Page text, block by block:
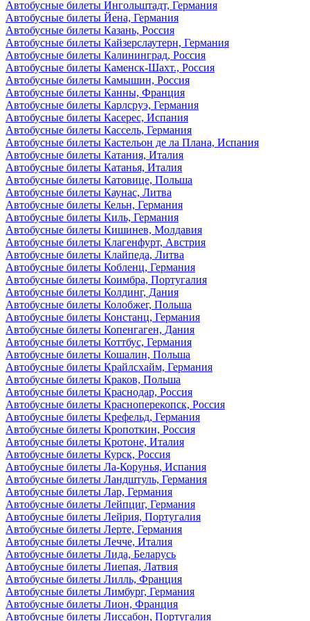
Автобусные билеты Ингольштадт, Германия
Автобусные билеты Йена, Германия
Автобусные билеты Казань, Россия
Автобусные билеты Кайзерслаутерн, Германия
Автобусные билеты Калининград, Россия
Автобусные билеты Каменск-Шахт., Россия
Автобусные билеты Камышин, Россия
Автобусные билеты Канны, Франция
Автобусные билеты Карлсруэ, Германия
Автобусные билеты Касерес, Испания
Автобусные билеты Кассель, Германия
Автобусные билеты Кастельон де ла Плана, Испания
Автобусные билеты Катания, Италия
Автобусные билеты Катанья, Италия
Автобусные билеты Катовице, Польша
Автобусные билеты Каунас, Литва
Автобусные билеты Кельн, Германия
Автобусные билеты Киль, Германия
Автобусные билеты Кишинев, Молдавия
Автобусные билеты Клагенфурт, Австрия
Автобусные билеты Клайпеда, Литва
Автобусные билеты Кобленц, Германия
Автобусные билеты Коимбра, Португалия
Автобусные билеты Колдинг, Дания
Автобусные билеты Колобжег, Польша
Автобусные билеты Констанц, Германия
Автобусные билеты Копенгаген, Дания
Автобусные билеты Коттбус, Германия
Автобусные билеты Кошалин, Польша
Автобусные билеты Крайлсхайм, Германия
Автобусные билеты Краков, Польша
Автобусные билеты Краснодар, Россия
Автобусные билеты Красноперекопск, Россия
Автобусные билеты Крефельд, Германия
Автобусные билеты Кропоткин, Россия
Автобусные билеты Кротоне, Италия
Автобусные билеты Курск, Россия
Автобусные билеты Ла-Корунья, Испания
Автобусные билеты Ландштуль, Германия
Автобусные билеты Лар, Германия
Автобусные билеты Лейпциг, Германия
Автобусные билеты Лейрия, Португалия
Автобусные билеты Лерте, Германия
Автобусные билеты Лечче, Италия
Автобусные билеты Лида, Беларусь
Автобусные билеты Лиепая, Латвия
Автобусные билеты Лилль, Франция
Автобусные билеты Лимбург, Германия
Автобусные билеты Лион, Франция
Автобусные билеты Лиссабон, Португалия